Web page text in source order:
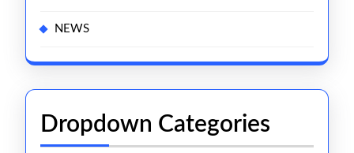
NEWS
Dropdown Categories